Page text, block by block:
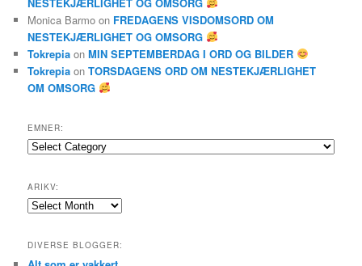
Monica Barmo on FREDAGENS VISDOMSORD OM
NESTEKJÆRLIGHET OG OMSORG
Tokrepia onMIN SEPTEMBERDAG I ORD OG BILDER
Tokrepia onTORSDAGENS ORD OM NESTEKJÆRLIGHET
OM OMSORG
EMNER:
Emner:
ARIKV:
Arikv:
DIVERSE BLOGGER: